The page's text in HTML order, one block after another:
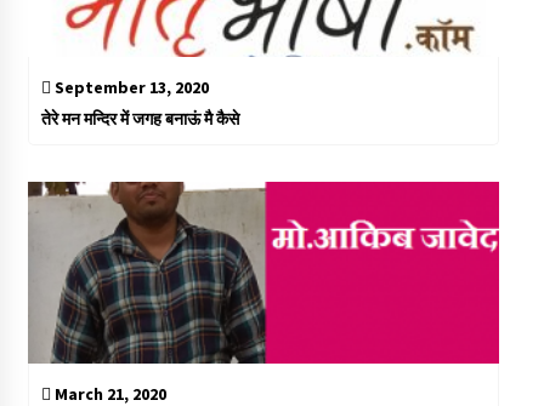
September 13, 2020
तेरे मन मन्दिर में जगह बनाऊं मै कैसे
March 21, 2020